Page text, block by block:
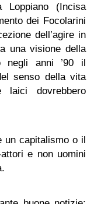
(Incisa
dei Focolarini
dell’agire in
una visione della
negli anni ’90 il
senso della vita
dovrebbero
un capitalismo o il
e non uomini